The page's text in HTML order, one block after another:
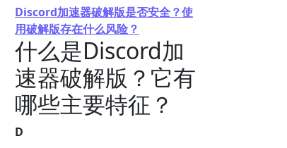
Discord加速器破解版是否安全？使
用破解版存在什么风险？
什么是Discord加
速器破解版？它有
哪些主要特征？
D